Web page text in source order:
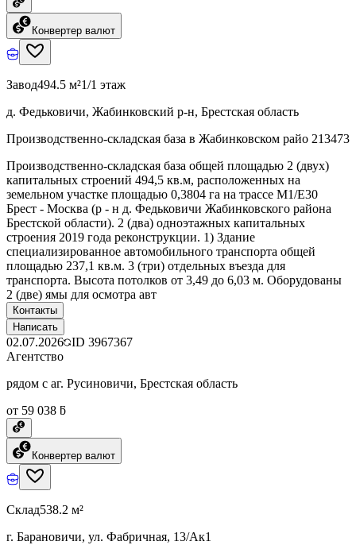
Конвертер валют
Завод494.5 м²1/1 этаж
д. Федьковичи, Жабинковский р-н, Брестская область
Производственно-складская база в Жабинковском райо 213473
Производственно-складская база общей площадью 2 (двух)
капитальных строений 494,5 кв.м, расположенных на
земельном участке площадью 0,3804 га на трассе М1/E30
Брест - Москва (р - н д. Федьковичи Жабинковского района
Брестской области). 2 (два) одноэтажных капитальных
строения 2019 года реконструкции. 1) Здание
специализированное автомобильного транспорта общей
площадью 237,1 кв.м. 3 (три) отдельных въезда для
транспорта. Высота потолков от 3,49 до 6,03 м. Оборудованы
2 (две) ямы для осмотра авт
Контакты
Написать
02.07.2026 ID 3967367
Агентство
рядом с аг. Русиновичи, Брестская область
от 59 038 ƃ
Конвертер валют
Склад538.2 м²
г. Барановичи, ул. Фабричная, 13/Ак1